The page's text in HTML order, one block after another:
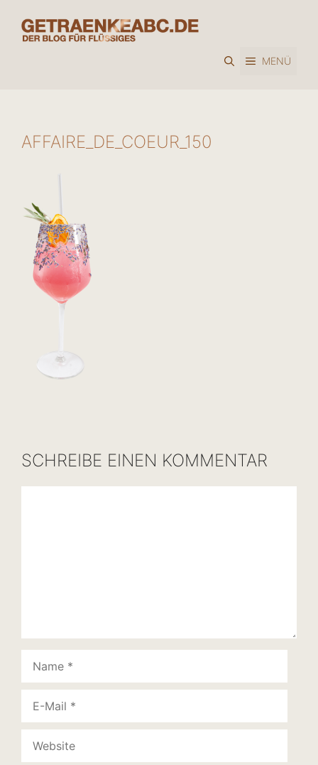
Inhalt
springen
MENÜ
AFFAIRE_DE_COEUR_150
SCHREIBE EINEN KOMMENTAR
Mail